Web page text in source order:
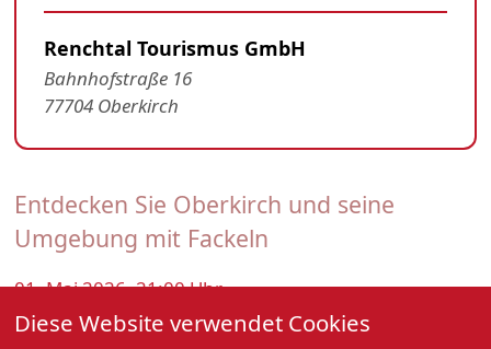
Diese Website verwendet Cookies
Entdecken Sie Oberkirch und seine
Umgebung mit Fackeln
01. Mai 2026, 21:00 Uhr
Oktober und November um 20:00 Uhr
Renchtal Tourismus GmbH
Bahnhofstraße 16
77704 Oberkirch